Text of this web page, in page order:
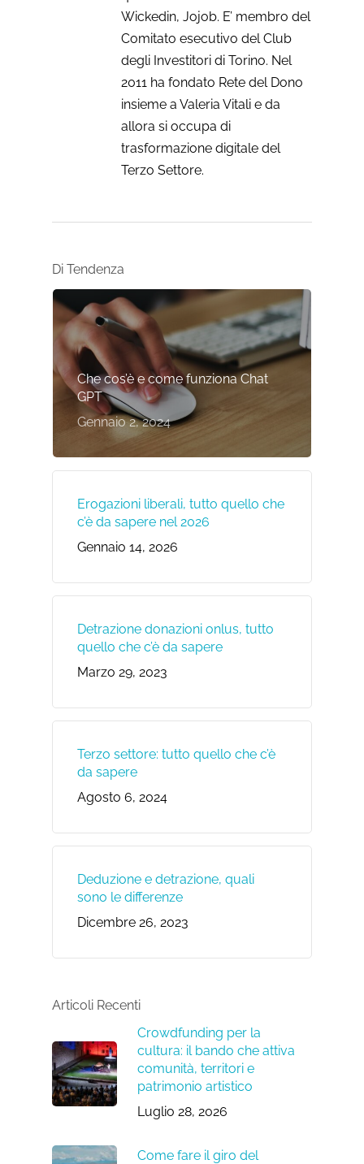
Wickedin, Jojob. E’ membro del
Comitato esecutivo del Club
degli Investitori di Torino. Nel
2011 ha fondato Rete del Dono
insieme a Valeria Vitali e da
allora si occupa di
trasformazione digitale del
Terzo Settore.
Di Tendenza
Che cos’è e come funziona Chat
GPT
Gennaio 2, 2024
Erogazioni liberali, tutto quello che
c’è da sapere nel 2026
Gennaio 14, 2026
Detrazione donazioni onlus, tutto
quello che c’è da sapere
Marzo 29, 2023
Terzo settore: tutto quello che c’è
da sapere
Agosto 6, 2024
Deduzione e detrazione, quali
sono le differenze
Dicembre 26, 2023
Articoli Recenti
Crowdfunding per la
cultura: il bando che attiva
comunità, territori e
patrimonio artistico
Luglio 28, 2026
Come fare il giro del